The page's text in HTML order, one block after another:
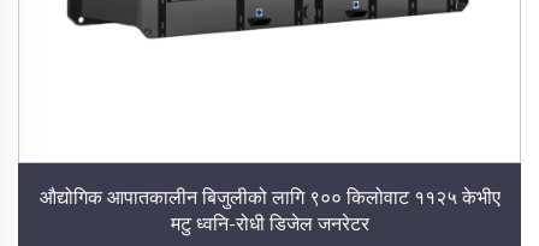
औद्योगिक आपातकालीन बिजुलीको लागि ९०० किलोवाट ११२५ केभीए
मटु ध्वनि-रोधी डिजेल जनरेटर